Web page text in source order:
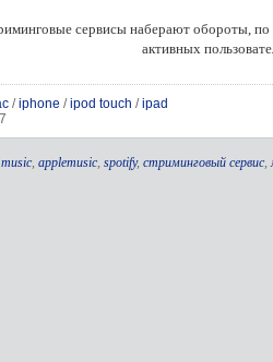
сервисы наберают обороты,
активных
/iphone /ipod touch /ipad
music, applemusic, spotify, стриминговый сервис,